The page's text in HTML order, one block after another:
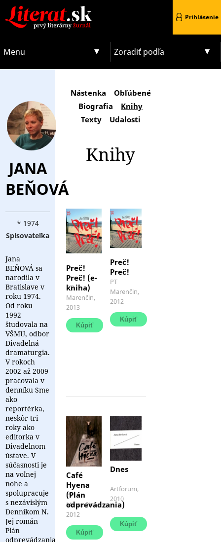
Menu Zoradiť podľa
Prihlásenie
JANA
BEŇOVÁ
* 1974
Spisovateľka
Jana
BEŇOVÁ sa
narodila v
Bratislave v
roku 1974.
Od roku
1992
študovala na
VŠMU, odbor
Divadelná
dramaturgia.
V rokoch
2002 až 2009
pracovala v
denníku Sme
ako
reportérka,
neskôr tri
roky ako
editorka v
Divadelnom
ústave. V
súčasnosti je
na voľnej
nohe a
spolupracuje
s nezávislým
Denníkom N.
Jej román
Plán
odprevádzania
Nástenka
Obľúbené
Biografia
Knihy
Texty
Udalosti
Knihy
Preč!
Preč! (e-
kniha)
PT
Marenčin,
2013
Dvojdielny
román
tom,
že
Preč!
Preč!
PT
Marenčin,
2012
že
základom
...
Café
Hyena
(Plán
odprevádzania)
PT
Marenčin,
2012
Café
Hyena,
tradičná
kaviareň
Dnes
Artforum,
2010
asi
netreba